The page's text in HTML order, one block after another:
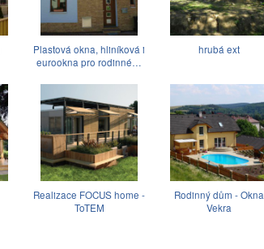
Plastová okna, hliníková i
eurookna pro rodinné…
hrubá ext
Realizace FOCUS home -
ToTEM
Rodinný dům - Okna
Vekra